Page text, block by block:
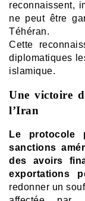
reconnaissent,
ne peut être
Téhéran.
Cette
diplomatiques
islamique.
Une victoire
l’Iran
Le protocole
sanctions
des avoirs
exportations
redonner un